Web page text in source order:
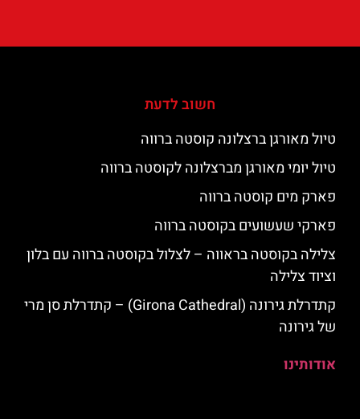
חשוב לדעת
טיול מאורגן ברצלונה קוסטה ברווה
טיול יומי מאורגן מברצלונה לקוסטה ברווה
פארק מים קוסטה ברווה
פארקי שעשועים בקוסטה ברווה
צלילה בקוסטה בראווה – לצלול בקוסטה ברווה עם בלון
וציוד צלילה
קתדרלת גירונה (Girona Cathedral) – קתדרלת סן מרי
של גירונה
אודותינו